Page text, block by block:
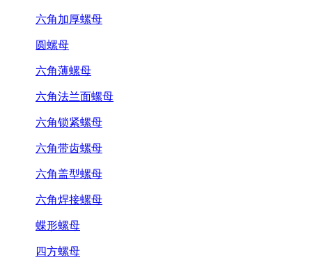
六角加厚螺母
圆螺母
六角薄螺母
六角法兰面螺母
六角锁紧螺母
六角带齿螺母
六角盖型螺母
六角焊接螺母
蝶形螺母
四方螺母